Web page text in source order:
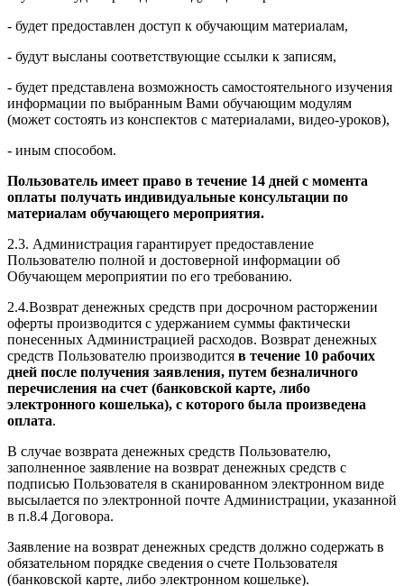
- будет предоставлен доступ к обучающим материалам,
- будут высланы соответствующие ссылки к записям,
- будет представлена возможность самостоятельного изучения
информации по выбранным Вами обучающим модулям
(может состоять из конспектов с материалами, видео-уроков),
- иным способом.
Пользователь имеет право в течение 14 дней с момента
оплаты получать индивидуальные консультации по
материалам обучающего мероприятия.
2.3. Администрация гарантирует предоставление
Пользователю полной и достоверной информации об
Обучающем мероприятии по его требованию.
2.4.Возврат денежных средств при досрочном расторжении
оферты производится с удержанием суммы фактически
понесенных Администрацией расходов. Возврат денежных
средств Пользователю производится в течение 10 рабочих
дней после получения заявления, путем безналичного
перечисления на счет (банковской карте, либо
электронного кошелька), с которого была произведена
оплата.
В случае возврата денежных средств Пользователю,
заполненное заявление на возврат денежных средств с
подписью Пользователя в сканированном электронном виде
высылается по электронной почте Администрации, указанной
в п.8.4 Договора.
Заявление на возврат денежных средств должно содержать в
обязательном порядке сведения о счете Пользователя
(банковской карте, либо электронном кошельке).